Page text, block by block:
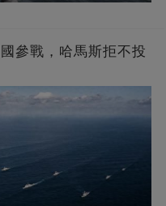
參戰，哈馬斯拒不投